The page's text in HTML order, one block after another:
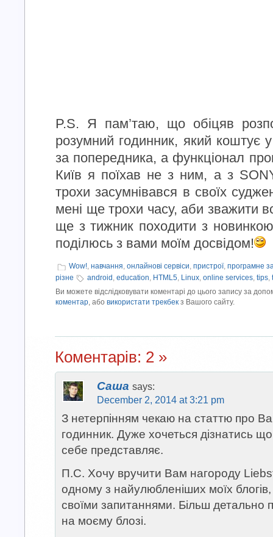
P.S. Я пам’таю, що обіцяв
розумний годинник, який коштує
за попередника, а функціонал
Київ я поїхав не з ним, а з
трохи засумнівався в своїх
мені ще трохи часу, аби зважити
ще з тижник походити з
поділюсь з вами моїм досвідом!
Wow!, навчання, онлайнові сервіси, пристрої, програмне
різне
android , education, HTML5, Linux, online services, tips,
Ви можете відслідковувати коментарі до цього запису за
коментар , або використати трекбек з Вашого сайту.
Коментарів: 2 »
Саша says:
December 2, 2014 at 3:21 pm
З нетерпінням чекаю на статтю про
годинник. Дуже хочеться дізнатись
себе представляє.
П.С. Хочу вручити Вам нагороду
одному з найулюбленіших моїх
своїми запитаннями. Більш детально
на моєму блозі.